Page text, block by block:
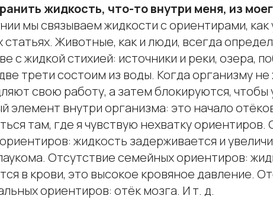
жидкость, что-то внутри меня, из
мы связываем жидкости с ориентирами, как
Животные, как и люди, всегда
с жидкой стихией: источники и реки, озера,
трети состоим из воды. Когда организму не
свою работу, а затем блокируются, чтобы
элемент внутри организма: это начало
там, где я чувствую нехватку ориентиров.
жидкость задерживается и
Отсутствие семейных ориентиров:
в крови, это высокое кровяное давление.
ориентиров: отёк мозга. И т. д.